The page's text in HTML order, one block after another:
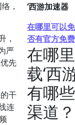
，
，
严
先
干
连
‘西游加速器
在哪里可以
否有官方免
在哪
载‘西
有哪
渠道？